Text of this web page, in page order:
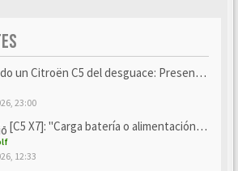
Citroën C5 del desguace: Presentación y seguimiento
23:00
[C5 X7]: "Carga batería o alimentación eléctri...
12:33